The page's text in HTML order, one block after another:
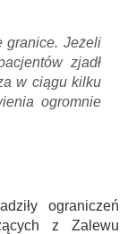
granice. Jeżeli
zjadł
w ciągu kilku
ogromnie
ograniczeń
z Zalewu